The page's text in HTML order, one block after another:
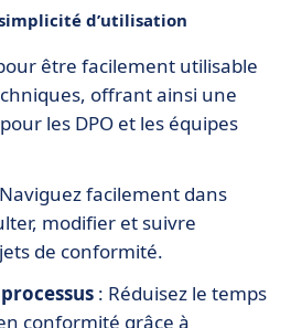
d’utilisation
être facilement utilisable
offrant ainsi une
les DPO et les équipes
facilement dans
modifier et suivre
de conformité.
: Réduisez le temps
conformité grâce à